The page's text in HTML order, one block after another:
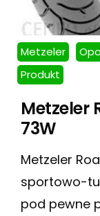
Metzeler
Produkt
Metzeler
73W
Metzeler
sportowo-
pod pewne